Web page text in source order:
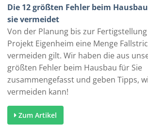
Die 12 größten Fehler beim
sie vermeidet
Von der Planung bis zur
Projekt Eigenheim eine Menge
vermeiden gilt. Wir haben die aus
größten Fehler beim Hausbau für Sie
zusammengefasst und geben Tipps,
vermeiden kann!
Zum Artikel